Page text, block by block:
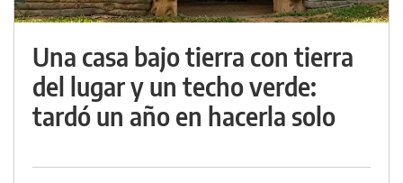
Una casa bajo tierra con tierra
del lugar y un techo verde:
tardó un año en hacerla solo